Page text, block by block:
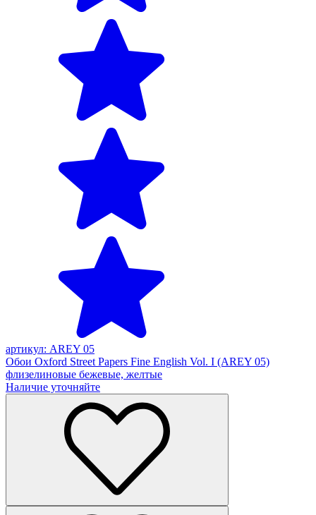
артикул: AREY 05
Обои Oxford Street Papers Fine English Vol. I (AREY 05)
флизелиновые бежевые, желтые
Наличие уточняйте